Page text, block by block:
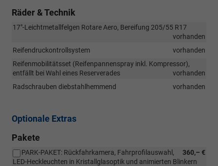
Räder & Technik
17"-Leichtmetallfelgen Rotare Aero, Bereifung 205/55 R17
vorhanden
Reifendruckontrollsystem
vorhanden
Reifenmobilitätsset (Reifenpannenspray inkl. Kompressor),
entfällt bei Wahl eines Reserverades
vorhanden
Radschrauben diebstahlhemmend
vorhanden
Optionale Extras
Pakete
360,– €
PARK-PAKET: Rückfahrkamera, Fahrprofilauswahl,
LED-Heckleuchten in Kristallglasoptik und animierten Blinkern